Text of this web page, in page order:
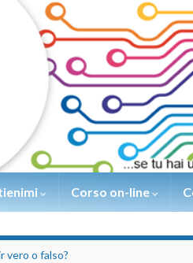
Corso on-line
vero o falso?